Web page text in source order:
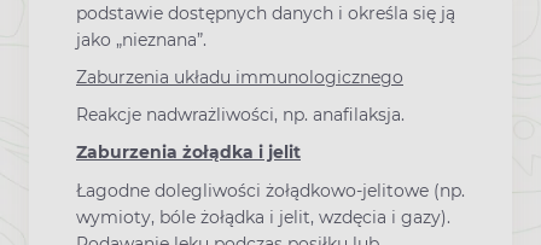
podstawie dostępnych danych i określa się ją
jako „nieznana”.
Zaburzenia układu immunologicznego
Reakcje nadwrażliwości, np. anafilaksja.
Zaburzenia żołądka i jelit
Łagodne dolegliwości żołądkowo-jelitowe (np.
wymioty, bóle żołądka i jelit, wzdęcia i gazy).